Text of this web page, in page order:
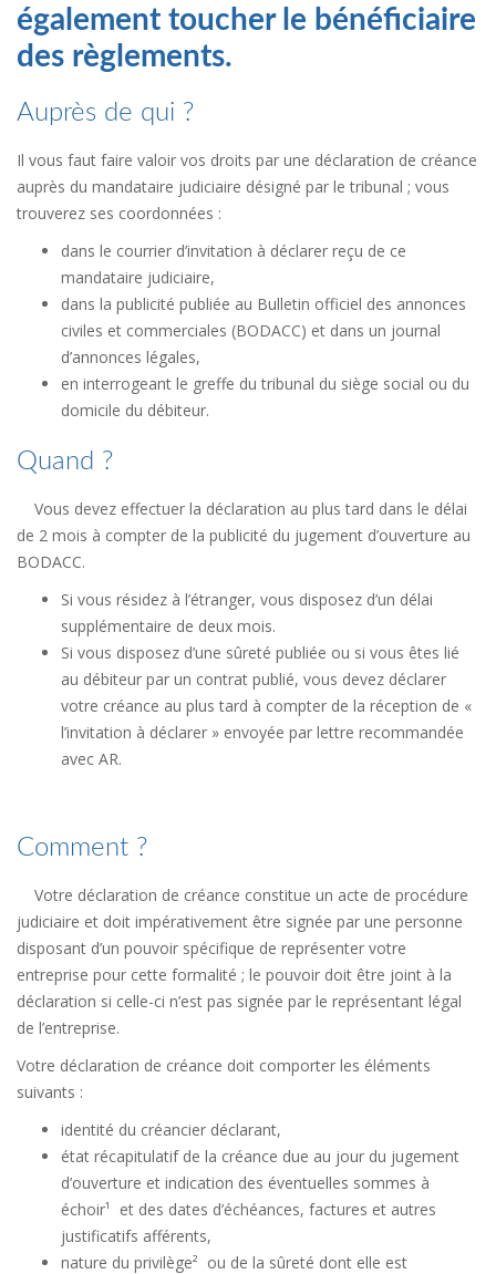
également toucher le bénéficiaire
des règlements.
Auprès de qui ?
Il vous faut faire valoir vos droits par une déclaration de créance
auprès du mandataire judiciaire désigné par le tribunal ; vous
trouverez ses coordonnées :
dans le courrier d’invitation à déclarer reçu de ce
mandataire judiciaire,
dans la publicité publiée au Bulletin officiel des annonces
civiles et commerciales (BODACC) et dans un journal
d’annonces légales,
en interrogeant le greffe du tribunal du siège social ou du
domicile du débiteur.
Quand ?
Vous devez effectuer la déclaration au plus tard dans le délai
de 2 mois à compter de la publicité du jugement d’ouverture au
BODACC.
Si vous résidez à l’étranger, vous disposez d’un délai
supplémentaire de deux mois.
Si vous disposez d’une sûreté publiée ou si vous êtes lié
au débiteur par un contrat publié, vous devez déclarer
votre créance au plus tard à compter de la réception de «
l’invitation à déclarer » envoyée par lettre recommandée
avec AR.
Comment ?
Votre déclaration de créance constitue un acte de procédure
judiciaire et doit impérativement être signée par une personne
disposant d’un pouvoir spécifique de représenter votre
entreprise pour cette formalité ; le pouvoir doit être joint à la
déclaration si celle-ci n’est pas signée par le représentant légal
de l’entreprise.
Votre déclaration de créance doit comporter les éléments
suivants :
identité du créancier déclarant,
état récapitulatif de la créance due au jour du jugement
d’ouverture et indication des éventuelles sommes à
échoir¹ et des dates d’échéances, factures et autres
justificatifs afférents,
nature du privilège² ou de la sûreté dont elle est